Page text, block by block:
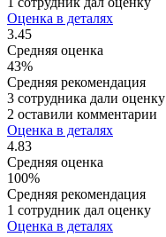
Оценка в деталях
3.45
Средняя оценка
43%
Средняя рекомендация
3 сотрудника дали оценку
2 оставили комментарии
Оценка в деталях
4.83
Средняя оценка
100%
Средняя рекомендация
1 сотрудник дал оценку
Оценка в деталях